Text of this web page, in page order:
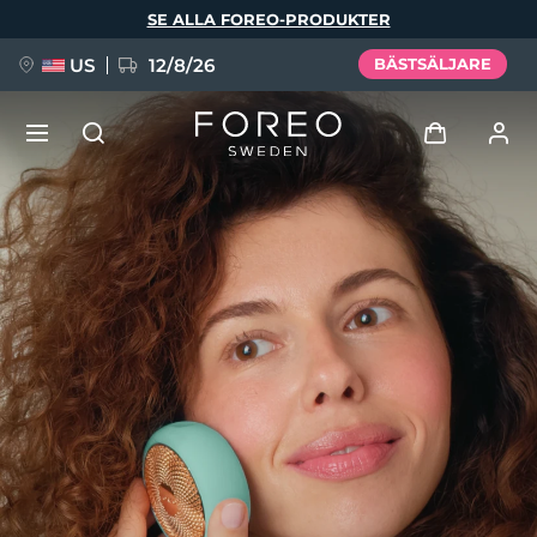
SE ALLA FOREO-PRODUKTER
US 12/8/26 BÄSTSÄLJARE
Logga in
Användarprofil
Mina enheter
Mina beställningar
Mina adresser
Mina prenumerationer
NYHET
FAQ™ Pure Beauty-Tech Elixir
BREAKING NEWS
issa™ Teeth Whitening Set
Språk
English Deutsch
Español
Français
Italiano
Português
Polski
Svenska
Русский
Türkçe
简体中文 繁體中文